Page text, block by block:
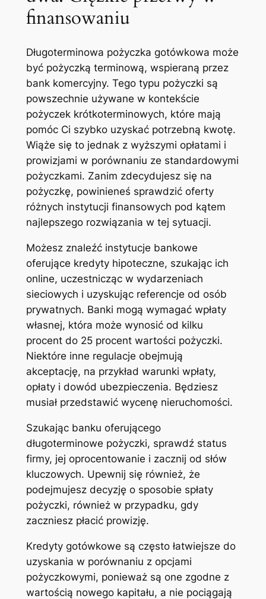
finansowaniu
Długoterminowa pożyczka gotówkowa może
być pożyczką terminową, wspieraną przez
bank komercyjny. Tego typu pożyczki są
powszechnie używane w kontekście
pożyczek krótkoterminowych, które mają
pomóc Ci szybko uzyskać potrzebną kwotę.
Wiąże się to jednak z wyższymi opłatami i
prowizjami w porównaniu ze standardowymi
pożyczkami. Zanim zdecydujesz się na
pożyczkę, powinieneś sprawdzić oferty
różnych instytucji finansowych pod kątem
najlepszego rozwiązania w tej sytuacji.
Możesz znaleźć instytucje bankowe
oferujące kredyty hipoteczne, szukając ich
online, uczestnicząc w wydarzeniach
sieciowych i uzyskując referencje od osób
prywatnych. Banki mogą wymagać wpłaty
własnej, która może wynosić od kilku
procent do 25 procent wartości pożyczki.
Niektóre inne regulacje obejmują
akceptację, na przykład warunki wpłaty,
opłaty i dowód ubezpieczenia. Będziesz
musiał przedstawić wycenę nieruchomości.
Szukając banku oferującego
długoterminowe pożyczki, sprawdź status
firmy, jej oprocentowanie i zacznij od słów
kluczowych. Upewnij się również, że
podejmujesz decyzję o sposobie spłaty
pożyczki, również w przypadku, gdy
zaczniesz płacić prowizję.
Kredyty gotówkowe są często łatwiejsze do
uzyskania w porównaniu z opcjami
pożyczkowymi, ponieważ są one zgodne z
wartością nowego kapitału, a nie pociągają